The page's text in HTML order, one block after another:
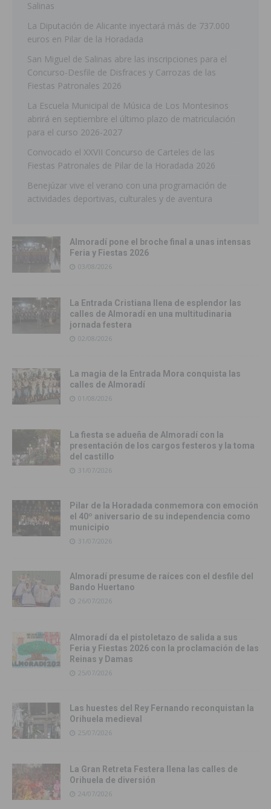
Salinas
La Diputación de Alicante inyectará más de 737.000
euros en Pilar de la Horadada
San Miguel de Salinas abre las inscripciones para el
Concurso-Desfile de Disfraces y Carrozas de las
Fiestas Patronales 2026
La Escuela Municipal de Música de Los Montesinos
abrirá en septiembre el último plazo de matriculación
para el curso 2026-2027
Convocado el XXVII Concurso de Carteles de las
Fiestas Patronales de Pilar de la Horadada 2026
Benejúzar vive el verano con una programación de
actividades deportivas, culturales y de aventura
Almoradí pone el broche final a unas intensas
Feria y Fiestas 2026
03/08/2026
La Entrada Cristiana llena de esplendor las
calles de Almoradí en una multitudinaria
jornada festera
02/08/2026
La magia de la Entrada Mora conquista las
calles de Almoradí
01/08/2026
La fiesta se adueña de Almoradí con la
presentación de los cargos festeros y la toma
del castillo
31/07/2026
Pilar de la Horadada conmemora con emoción
el 40º aniversario de su independencia como
municipio
31/07/2026
Almoradí presume de raíces con el desfile del
Bando Huertano
26/07/2026
Almoradí da el pistoletazo de salida a sus
Feria y Fiestas 2026 con la proclamación de las
Reinas y Damas
25/07/2026
Las huestes del Rey Fernando reconquistan la
Orihuela medieval
25/07/2026
La Gran Retreta Festera llena las calles de
Orihuela de diversión
24/07/2026